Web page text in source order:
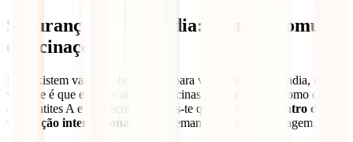
Segurança na Tailândia: doenças comuns
e vacinações
Não existem vacinas obrigatórias para viajar para a Tailândia, mas a
verdade é que existem algumas vacinas recomendadas, como contra
as hepatites A e B. Recomendamos-te que, visites um
centro de
vacinação internacional
3 ou 4 semanas antes da tua viagem.